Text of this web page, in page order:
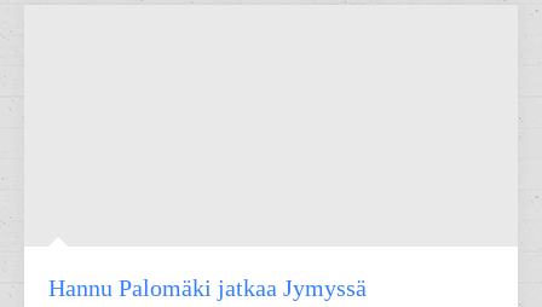
Hannu Palomäki jatkaa Jymyssä